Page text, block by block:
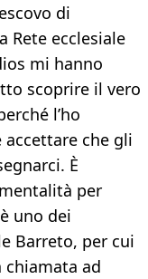
di
Rete ecclesiale
mi hanno
scoprire il vero
l’ho
che gli
È
per
uno dei
Barreto, per cui
chiamata ad